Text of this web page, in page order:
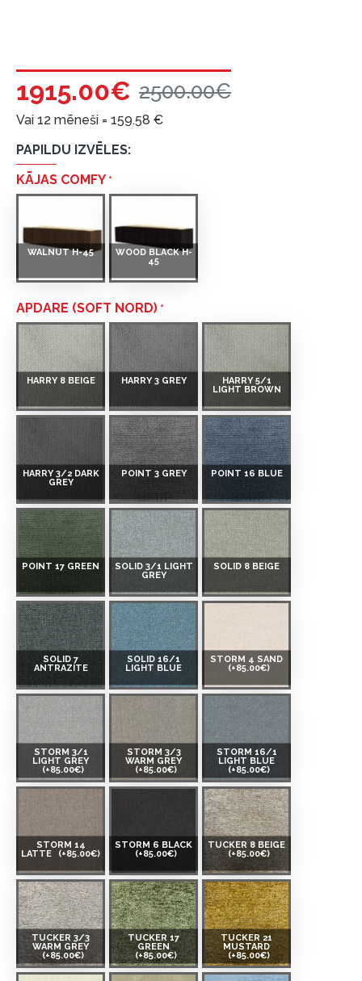
1915.00€ 2500.00€
Vai 12 mēneši = 159.58 €
PAPILDU IZVĒLES:
KĀJAS COMFY
WALNUT H-45
WOOD BLACK H-
45
APDARE (SOFT NORD)
HARRY 8 BEIGE HARRY 3 GREY
HARRY 5/1
LIGHT BROWN
HARRY 3/2 DARK
GREY
POINT 3 GREY POINT 16 BLUE
POINT 17 GREEN
SOLID 3/1 LIGHT
GREY
SOLID 8 BEIGE
SOLID 7
ANTRAZITE
SOLID 16/1
LIGHT BLUE
STORM 4 SAND
(+85.00€)
STORM 3/1
LIGHT GREY
(+85.00€)
STORM 3/3
WARM GREY
(+85.00€)
STORM 16/1
LIGHT BLUE
(+85.00€)
STORM 14
LATTE
(+85.00€)
STORM 6 BLACK
(+85.00€)
TUCKER 8 BEIGE
(+85.00€)
TUCKER 3/3
WARM GREY
(+85.00€)
TUCKER 17
GREEN
(+85.00€)
TUCKER 21
MUSTARD
(+85.00€)